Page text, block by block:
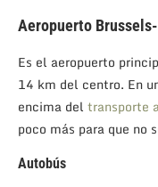
Aeropuerto
Es el aeropuerto
14 km del centro. En
encima del transporte
poco más para que no
Autobús